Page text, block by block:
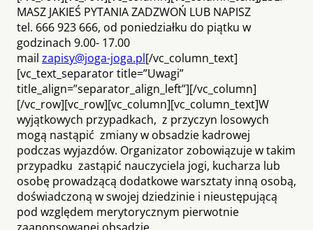
MASZ JAKIEŚ PYTANIA ZADZWOŃ LUB NAPISZ
tel. 666 923 666, od poniedziałku do piątku w
godzinach 9.00- 17.00
mail zapisy@joga-joga.pl[/vc_column_text]
[vc_text_separator title=”Uwagi”
title_align=”separator_align_left”][/vc_column]
[/vc_row][vc_row][vc_column][vc_column_text]W
wyjątkowych przypadkach, z przyczyn losowych
mogą nastąpić zmiany w obsadzie kadrowej
podczas wyjazdów. Organizator zobowiązuje w takim
przypadku zastąpić nauczyciela jogi, kucharza lub
osobę prowadzącą dodatkowe warsztaty inną osobą,
doświadczoną w swojej dziedzinie i nieustępującą
pod względem merytorycznym pierwotnie